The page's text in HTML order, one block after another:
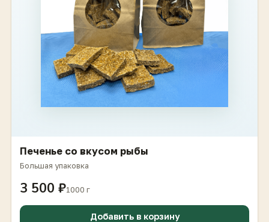
Печенье со вкусом рыбы
Большая упаковка
3 500 ₽1000 г
Добавить в корзину